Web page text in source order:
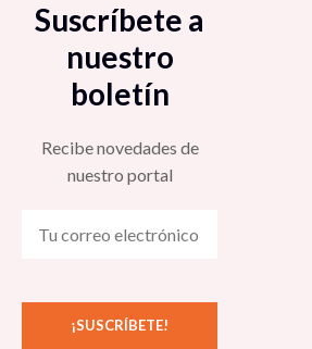
Suscríbete a
nuestro
boletín
Recibe novedades de
nuestro portal